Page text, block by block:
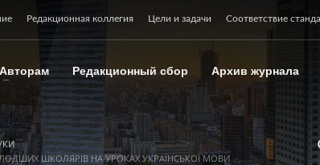
Редакционная коллегия Цели и задачи Соответствие
Авторам Редакционный сбор Архив журнала
ШКОЛЯРІВ НА УРОКАХ УКРАЇНСЬКОЇ МОВИ